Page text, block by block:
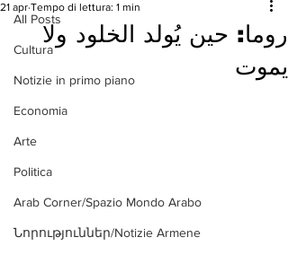
All Posts
Cultura
Notizie in primo piano
Economia
Arte
Politica
Arab Corner/Spazio Mondo Arabo
Նորություններ/Notizie Armene
روما: حين يُولد الخلود ولا
يموت
21 apr Tempo di lettura: 1 min